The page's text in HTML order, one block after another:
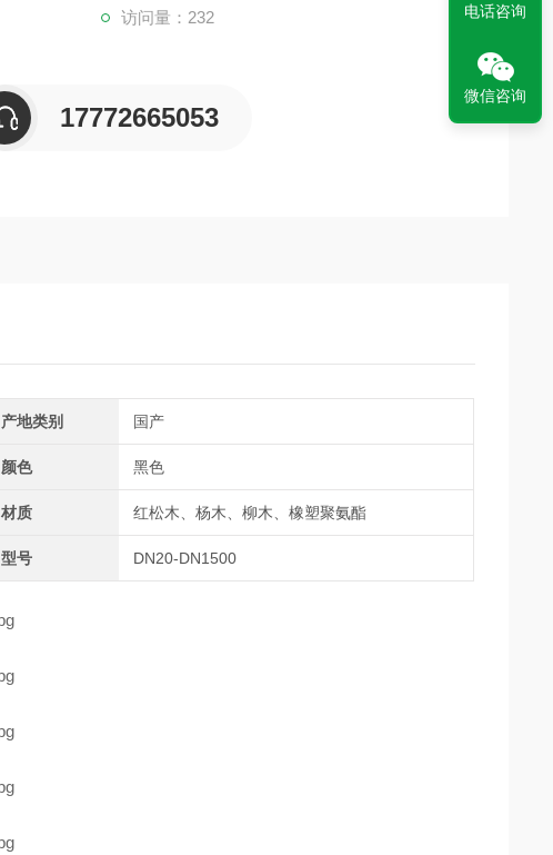
访问量：232
17772665053
产地类别 国产
颜色 黑色
材质 红松木、杨木、柳木、橡塑聚氨酯
型号 DN20-DN1500
电话咨询
微信咨询